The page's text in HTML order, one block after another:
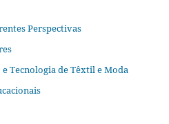
Perspectivas
e Tecnologia de Têxtil e Moda